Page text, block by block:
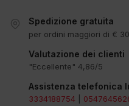
Spedizione gratuita
per ordini maggiori di €
Valutazione dei clienti
"Eccellente" 4,86/5
Assistenza telefonica
3334188754